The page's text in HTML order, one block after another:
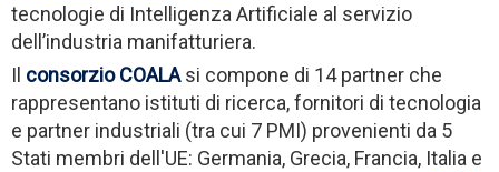
tecnologie di Intelligenza Artificiale al servizio
dell’industria manifatturiera.
Il consorzio COALAsi compone di 14 partner che
rappresentano istituti di ricerca, fornitori di tecnologia
e partner industriali (tra cui 7 PMI) provenienti da 5
Stati membri dell'UE: Germania, Grecia, Francia, Italia e